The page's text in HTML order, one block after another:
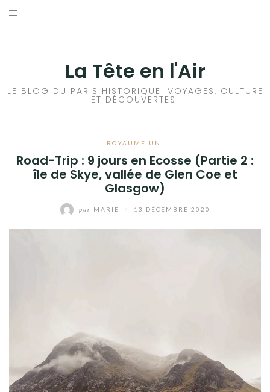
Aller
La Tête en l'Air
LE BLOG DU PARIS HISTORIQUE. VOYAGES, CULTURE
ET DÉCOUVERTES.
ROYAUME-UNI
Road-Trip : 9 jours en Ecosse (Partie 2 :
île de Skye, vallée de Glen Coe et
Glasgow)
par MARIE 13 DÉCEMBRE 2020
HISTOIRES EN ILE DE FRANCE
CULTURES